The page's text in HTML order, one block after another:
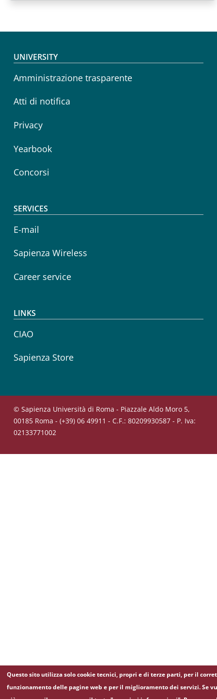
Footer menu
UNIVERSITY
Amministrazione trasparente
Atti di notifica
Privacy
Yearbook
Concorsi
SERVICES
E-mail
Sapienza Wireless
Career service
LINKS
CIAO
Sapienza Store
© Sapienza Università di Roma - Piazzale Aldo Moro 5,
00185 Roma - (+39) 06 49911 - C.F.: 80209930587 - P. Iva:
02133771002
Questo sito utilizza solo cookie tecnici, propri e di terze parti, per il
funzionamento delle pagine web e per il miglioramento dei servizi. Se